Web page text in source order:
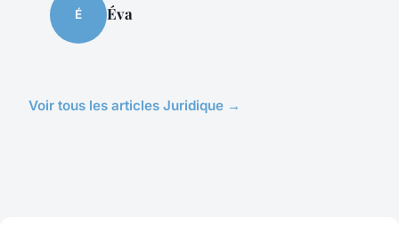
É Éva
Voir tous les articles Juridique →